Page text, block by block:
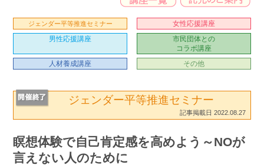
ジェンダー平等推進セミナー
女性応援講座
男性応援講座
市民団体との
コラボ講座
人材養成講座
その他
ジェンダー平等推進セミナー
記事掲載日 2022.08.27
瞑想体験で自己肯定感を高めよう～NOが
言えない人のために